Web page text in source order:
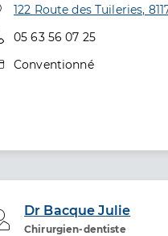
Adresse
122 Route des Tuileries,
Téléphone
05 63 56 07 25
Type de convention
Conventionné
Dr Bacque Julie
Chirurgien-dentiste
Professionel de